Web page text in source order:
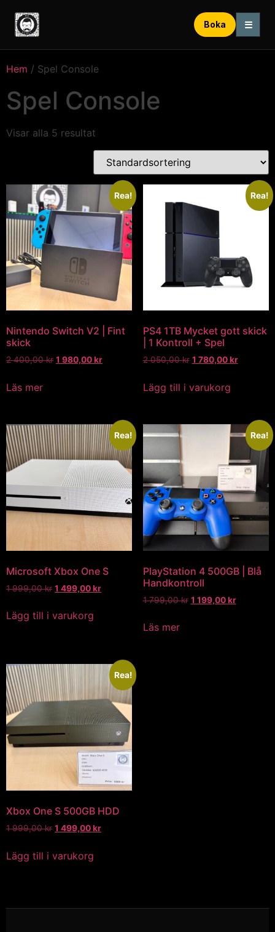
Boka ☰
Hem / Spel Console
Spel Console
Visar alla 5 resultat
Rea!
Nintendo Switch V2 | Fint
skick
2 400,00kr 1 980,00kr
Läs mer
Rea!
PS4 1TB Mycket gott skick
| 1 Kontroll + Spel
2 050,00kr 1 780,00kr
Lägg till i varukorg
Rea!
Microsoft Xbox One S
1 999,00kr 1 499,00kr
Lägg till i varukorg
Rea!
PlayStation 4 500GB | Blå
Handkontroll
1 799,00kr 1 199,00kr
Läs mer
Rea!
Xbox One S 500GB HDD
1 999,00kr 1 499,00kr
Lägg till i varukorg